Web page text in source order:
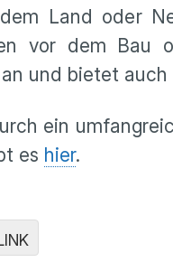
Land oder
vor dem
und bietet
ein
es hier.